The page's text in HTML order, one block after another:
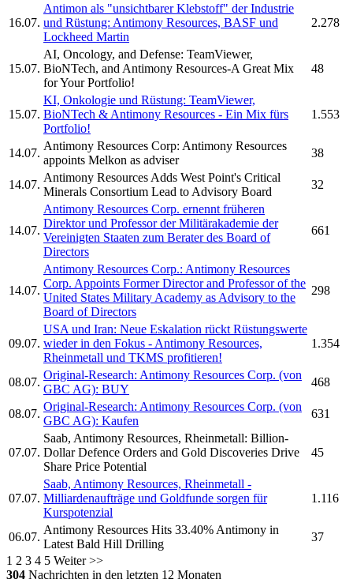
16.07.
Antimon als "unsichtbarer Klebstoff" der Industrie
und Rüstung: Antimony Resources, BASF und
Lockheed Martin
2.278
15.07.
AI, Oncology, and Defense: TeamViewer,
BioNTech, and Antimony Resources-A Great Mix
for Your Portfolio!
48
15.07.
KI, Onkologie und Rüstung: TeamViewer,
BioNTech & Antimony Resources - Ein Mix fürs
Portfolio!
1.553
14.07.
Antimony Resources Corp: Antimony Resources
appoints Melkon as adviser
38
14.07.
Antimony Resources Adds West Point's Critical
Minerals Consortium Lead to Advisory Board
32
14.07.
Antimony Resources Corp. ernennt früheren
Direktor und Professor der Militärakademie der
Vereinigten Staaten zum Berater des Board of
Directors
661
14.07.
Antimony Resources Corp.: Antimony Resources
Corp. Appoints Former Director and Professor of the
United States Military Academy as Advisory to the
Board of Directors
298
09.07.
USA und Iran: Neue Eskalation rückt Rüstungswerte
wieder in den Fokus - Antimony Resources,
Rheinmetall und TKMS profitieren!
1.354
08.07.
Original-Research: Antimony Resources Corp. (von
GBC AG): BUY
468
08.07.
Original-Research: Antimony Resources Corp. (von
GBC AG): Kaufen
631
07.07.
Saab, Antimony Resources, Rheinmetall: Billion-
Dollar Defence Orders and Gold Discoveries Drive
Share Price Potential
45
07.07.
Saab, Antimony Resources, Rheinmetall -
Milliardenaufträge und Goldfunde sorgen für
Kurspotenzial
1.116
06.07.
Antimony Resources Hits 33.40% Antimony in
Latest Bald Hill Drilling
37
1 2 3 4 5 Weiter >>
304 Nachrichten in den letzten 12 Monaten